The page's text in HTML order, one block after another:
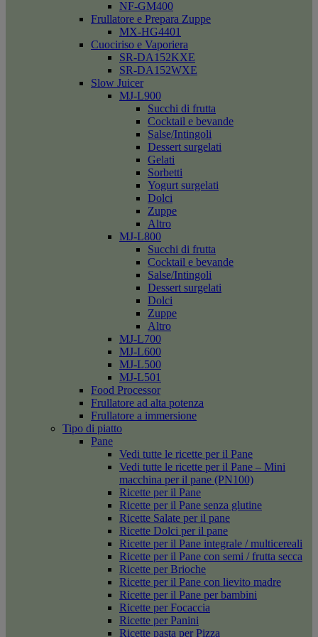
NF-GM400
Frullatore e Prepara Zuppe
MX-HG4401
Cuociriso e Vaporiera
SR-DA152KXE
SR-DA152WXE
Slow Juicer
MJ-L900
Succhi di frutta
Cocktail e bevande
Salse/Intingoli
Dessert surgelati
Gelati
Sorbetti
Yogurt surgelati
Dolci
Zuppe
Altro
MJ-L800
Succhi di frutta
Cocktail e bevande
Salse/Intingoli
Dessert surgelati
Dolci
Zuppe
Altro
MJ-L700
MJ-L600
MJ-L500
MJ-L501
Food Processor
Frullatore ad alta potenza
Frullatore a immersione
Tipo di piatto
Pane
Vedi tutte le ricette per il Pane
Vedi tutte le ricette per il Pane – Mini
macchina per il pane (PN100)
Ricette per il Pane
Ricette per il Pane senza glutine
Ricette Salate per il pane
Ricette Dolci per il pane
Ricette per il Pane integrale / multicereali
Ricette per il Pane con semi / frutta secca
Ricette per Brioche
Ricette per il Pane con lievito madre
Ricette per il Pane per bambini
Ricette per Focaccia
Ricette per Panini
Ricette pasta per Pizza